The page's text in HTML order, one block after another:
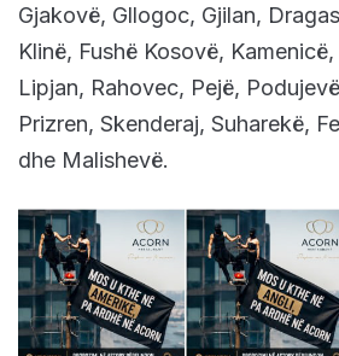
Gjakovë, Gllogoc, Gjilan,
Klinë, Fushë Kosovë,
Lipjan, Rahovec, Pejë,
Prizren, Skenderaj, Suharekë,
dhe Malishevë.